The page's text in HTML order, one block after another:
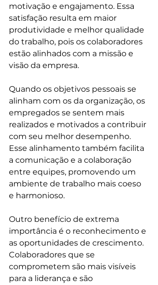
motivação e engajamento. Essa
satisfação resulta em maior
produtividade e melhor qualidade
do trabalho, pois os colaboradores
estão alinhados com a missão e
visão da empresa.
Quando os objetivos pessoais se
alinham com os da organização, os
empregados se sentem mais
realizados e motivados a contribuir
com seu melhor desempenho.
Esse alinhamento também facilita
a comunicação e a colaboração
entre equipes, promovendo um
ambiente de trabalho mais coeso
e harmonioso.
Outro benefício de extrema
importância é o reconhecimento e
as oportunidades de crescimento.
Colaboradores que se
comprometem são mais visíveis
para a liderança e são